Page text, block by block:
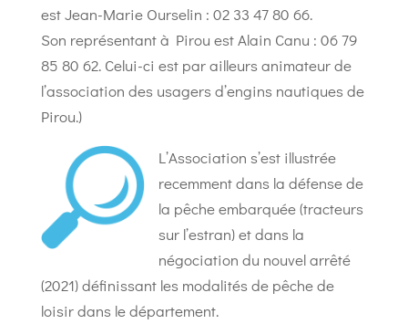
est Jean-Marie Ourselin : 02 33 47 80 66.
Son représentant à Pirou est Alain Canu : 06 79
85 80 62. Celui-ci est par ailleurs animateur de
l’association des usagers d’engins nautiques de
Pirou.)
L’Association s’est illustrée
recemment dans la défense de
la pêche embarquée (tracteurs
sur l’estran) et dans la
négociation du nouvel arrêté
(2021) définissant les modalités de pêche de
loisir dans le département.